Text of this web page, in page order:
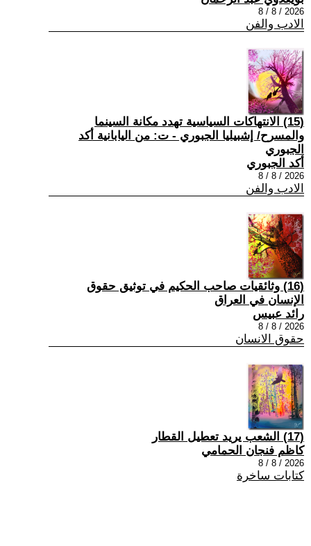
2026 / 8 / 8
الادب والفن
(15) الانتهاكات السياسية تهدد مكانة السينما
والمسرح/ إشبيليا الجبوري - ت: من اليابانية أكد
الجبوري
أكد الجبوري
2026 / 8 / 8
الادب والفن
(16) وثائقيات صاحب الحكيم في توثيق حقوق
الإنسان في العراق
رائد عبيس
2026 / 8 / 8
حقوق الانسان
(17) الشعب يريد تعطيل القطار
كاظم فنجان الحمامي
2026 / 8 / 8
كتابات ساخرة